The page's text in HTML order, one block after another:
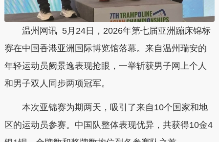
温州网讯 5月24日，2026年第七届亚洲蹦床锦标
赛在中国香港亚洲国际博览馆落幕。来自温州瑞安的
年轻运动员阙景逸表现抢眼，一举斩获男子网上个人
和男子双人同步两项冠军。
本次亚锦赛为期两天，吸引了来自10个国家和地
区的运动员参赛。中国队整体表现优异，共获得10金4